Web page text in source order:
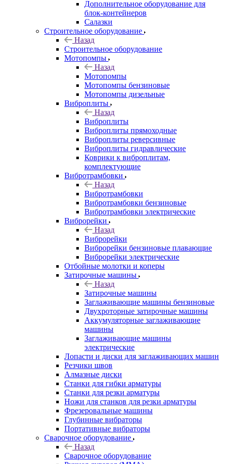
Дополнительное оборудование для
блок-контейнеров
Салазки
Строительное оборудование
Назад
Строительное оборудование
Мотопомпы
Назад
Мотопомпы
Мотопомпы бензиновые
Мотопомпы дизельные
Виброплиты
Назад
Виброплиты
Виброплиты прямоходные
Виброплиты реверсивные
Виброплиты гидравлические
Коврики к виброплитам,
комплектующие
Вибротрамбовки
Назад
Вибротрамбовки
Вибротрамбовки бензиновые
Вибротрамбовки электрические
Виброрейки
Назад
Виброрейки
Виброрейки бензиновые плавающие
Виброрейки электрические
Отбойные молотки и коперы
Затирочные машины
Назад
Затирочные машины
Заглаживающие машины бензиновые
Двухроторные затирочные машины
Аккумуляторные заглаживающие
машины
Заглаживающие машины
электрические
Лопасти и диски для заглаживающих машин
Резчики швов
Алмазные диски
Станки для гибки арматуры
Станки для резки арматуры
Ножи для станков для резки арматуры
Фрезеровальные машины
Глубинные вибраторы
Портативные вибраторы
Сварочное оборудование
Назад
Сварочное оборудование